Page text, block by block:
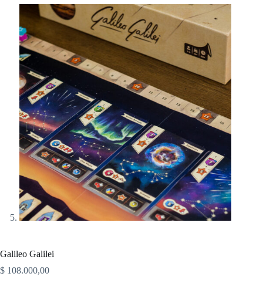
Galileo Galilei
$ 108.000,00